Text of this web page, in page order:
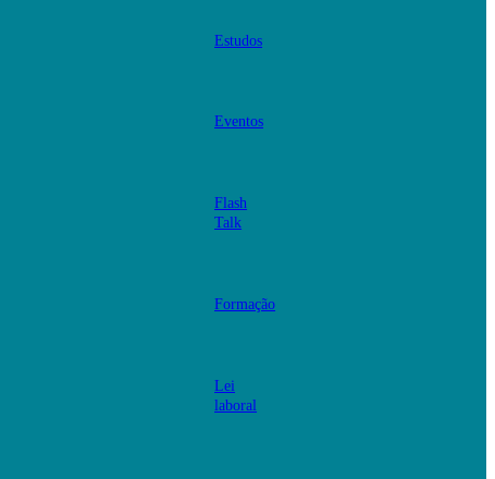
Estudos
Eventos
Flash
Talk
Formação
Lei
laboral